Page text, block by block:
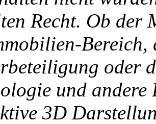
Recht. Ob der
Bereich,
oder
und andere
3D